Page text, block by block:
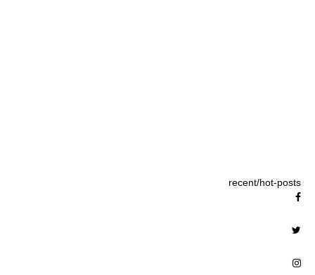
recent/hot-posts